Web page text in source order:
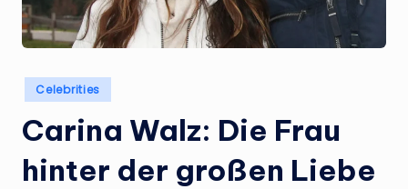
l
e
.
d
e
Posted
in
Celebrities
Carina Walz: Die Frau
hinter der großen Liebe